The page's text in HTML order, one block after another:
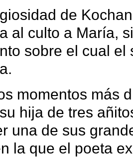
de
al culto a María,
sobre el cual
momentos más
hija de tres
una de sus
la que el poeta